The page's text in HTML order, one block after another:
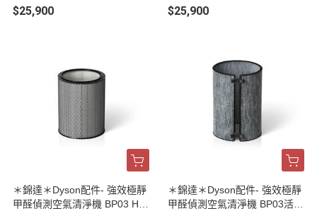
空氣清淨機 TP12鎳金
$25,900
空氣清淨機 TP12白金
$25,900
＊錦達＊Dyson配件- 強效極靜
甲醛偵測空氣清淨機 BP03 HE
＊錦達＊Dyson配件- 強效極靜
甲醛偵測空氣清淨機 BP03活性